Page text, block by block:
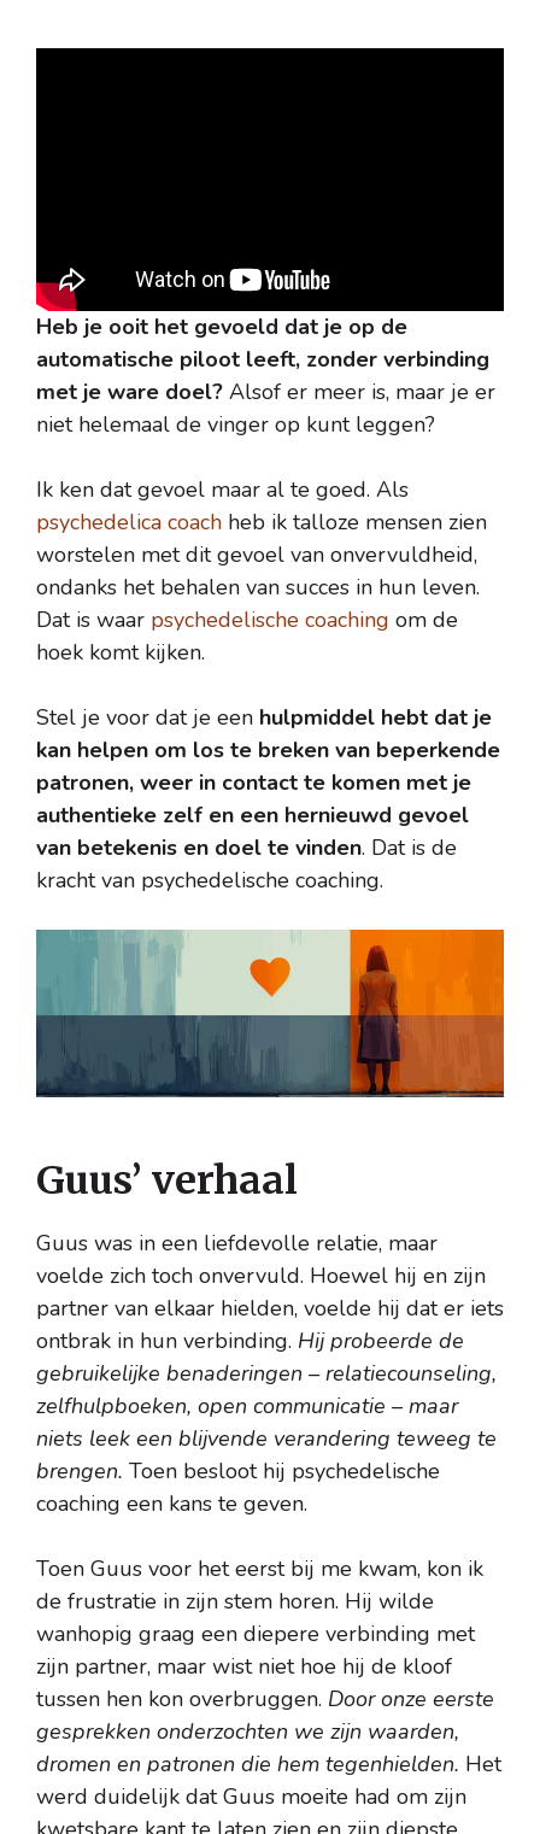
Heb je ooit het gevoeld dat je op de
automatische piloot leeft, zonder verbinding
met je ware doel? Alsof er meer is, maar je er
niet helemaal de vinger op kunt leggen?
Ik ken dat gevoel maar al te goed. Als
psychedelica coach heb ik talloze mensen zien
worstelen met dit gevoel van onvervuldheid,
ondanks het behalen van succes in hun leven.
Dat is waar psychedelische coaching om de
hoek komt kijken.
Stel je voor dat je een hulpmiddel hebt dat je
kan helpen om los te breken van beperkende
patronen, weer in contact te komen met je
authentieke zelf en een hernieuwd gevoel
van betekenis en doel te vinden. Dat is de
kracht van psychedelische coaching.
Guus’ verhaal
Guus was in een liefdevolle relatie, maar
voelde zich toch onvervuld. Hoewel hij en zijn
partner van elkaar hielden, voelde hij dat er iets
ontbrak in hun verbinding. Hij probeerde de
gebruikelijke benaderingen – relatiecounseling,
zelfhulpboeken, open communicatie – maar
niets leek een blijvende verandering teweeg te
brengen. Toen besloot hij psychedelische
coaching een kans te geven.
Toen Guus voor het eerst bij me kwam, kon ik
de frustratie in zijn stem horen. Hij wilde
wanhopig graag een diepere verbinding met
zijn partner, maar wist niet hoe hij de kloof
tussen hen kon overbruggen. Door onze eerste
gesprekken onderzochten we zijn waarden,
dromen en patronen die hem tegenhielden. Het
werd duidelijk dat Guus moeite had om zijn